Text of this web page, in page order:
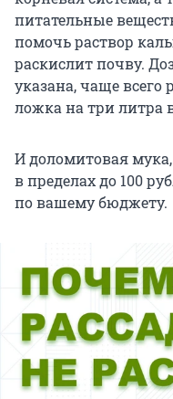
питательные
помочь раствор
раскислит почву.
указана, чаще всего
ложка на три литра
И доломитовая
в пределах до 100
по вашему бюджету.